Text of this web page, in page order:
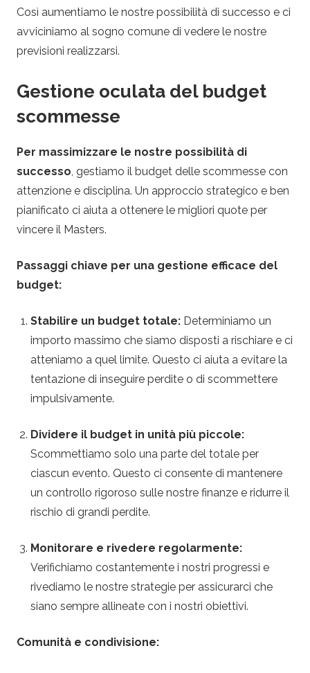
Così aumentiamo le nostre possibilità di successo e ci
avviciniamo al sogno comune di vedere le nostre
previsioni realizzarsi.
Gestione oculata del budget
scommesse
Per massimizzare le nostre possibilità di
successo , gestiamo il budget delle scommesse con
attenzione e disciplina. Un approccio strategico e ben
pianificato ci aiuta a ottenere le migliori quote per
vincere il Masters.
Passaggi chiave per una gestione efficace del
budget:
Stabilire un budget totale: Determiniamo un
importo massimo che siamo disposti a rischiare e ci
atteniamo a quel limite. Questo ci aiuta a evitare la
tentazione di inseguire perdite o di scommettere
impulsivamente.
Dividere il budget in unità più piccole:
Scommettiamo solo una parte del totale per
ciascun evento. Questo ci consente di mantenere
un controllo rigoroso sulle nostre finanze e ridurre il
rischio di grandi perdite.
Monitorare e rivedere regolarmente:
Verifichiamo costantemente i nostri progressi e
rivediamo le nostre strategie per assicurarci che
siano sempre allineate con i nostri obiettivi.
Comunità e condivisione: